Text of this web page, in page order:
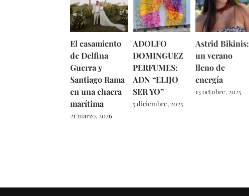
El casamiento
de Delfina
Guerra y
Santiago Rama
en una chacra
marítima
21 marzo, 2026
ADOLFO
DOMINGUEZ
PERFUMES:
ADN “ELIJO
SER YO”
5 diciembre, 2025
Astrid Bikinis:
un verano
lleno de
energía
13 octubre, 2025